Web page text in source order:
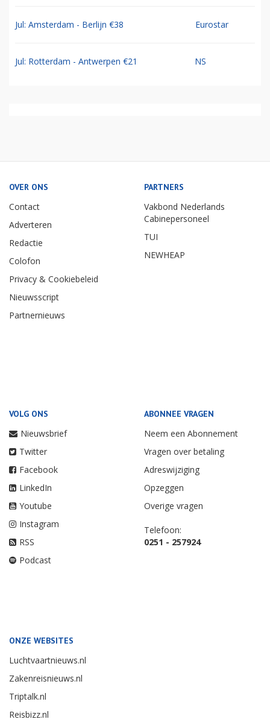
Jul: Amsterdam - Berlijn €38 Eurostar
Jul: Rotterdam - Antwerpen €21 NS
OVER ONS
Contact
Adverteren
Redactie
Colofon
Privacy & Cookiebeleid
Nieuwsscript
Partnernieuws
PARTNERS
Vakbond Nederlands
Cabinepersoneel
TUI
NEWHEAP
VOLG ONS
Nieuwsbrief
Twitter
Facebook
LinkedIn
Youtube
Instagram
RSS
Podcast
ABONNEE VRAGEN
Neem een Abonnement
Vragen over betaling
Adreswijziging
Opzeggen
Overige vragen
Telefoon:
0251 - 257924
ONZE WEBSITES
Luchtvaartnieuws.nl
Zakenreisnieuws.nl
Triptalk.nl
Reisbizz.nl